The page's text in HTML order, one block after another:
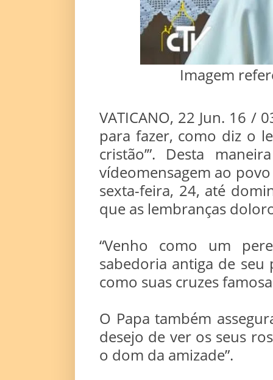
Imagem
VATICANO, 22 Jun. 16 /
para fazer, como diz o
cristão’”. Desta
vídeomensagem ao
sexta-feira, 24, até
que as lembranças
“Venho como um
sabedoria antiga de
como suas cruzes
O Papa também
desejo de ver os seus
o dom da amizade”.